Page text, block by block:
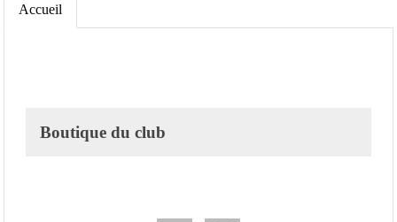
Accueil
Boutique du club